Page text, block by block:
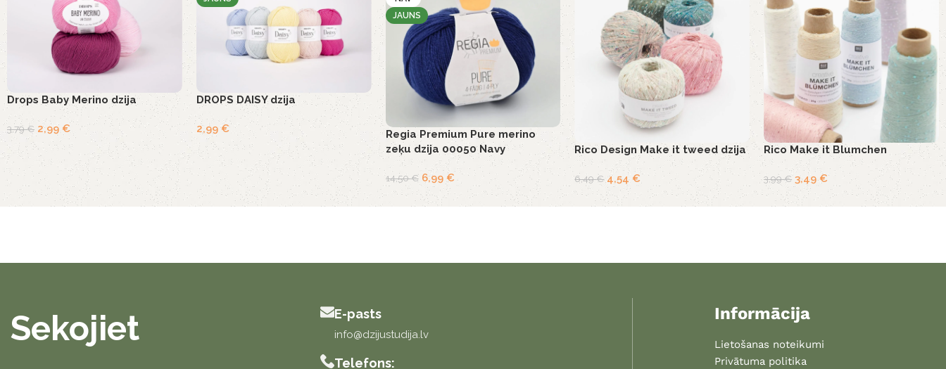
Drops Baby Merino dzija
3,79€ 2,99 €
DROPS DAISY dzija
2,99€
JAUNS
Regia Premium Pure merino
zeķu dzija 00050 Navy
14,50€ 6,99 €
Rico Design Make it tweed dzija
6,49€ 4,54 €
Rico Make it Blumchen
3,99€ 3,49€
Sekojiet
E-pasts
info@dzijustudija.lv
Telefons:
Informācija
Lietošanas noteikumi
Privātuma politika